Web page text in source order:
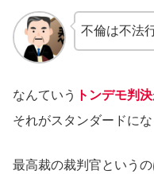
不倫は不法
なんていう トンデモ判決
それがスタンダードに
最高裁の裁判官というの